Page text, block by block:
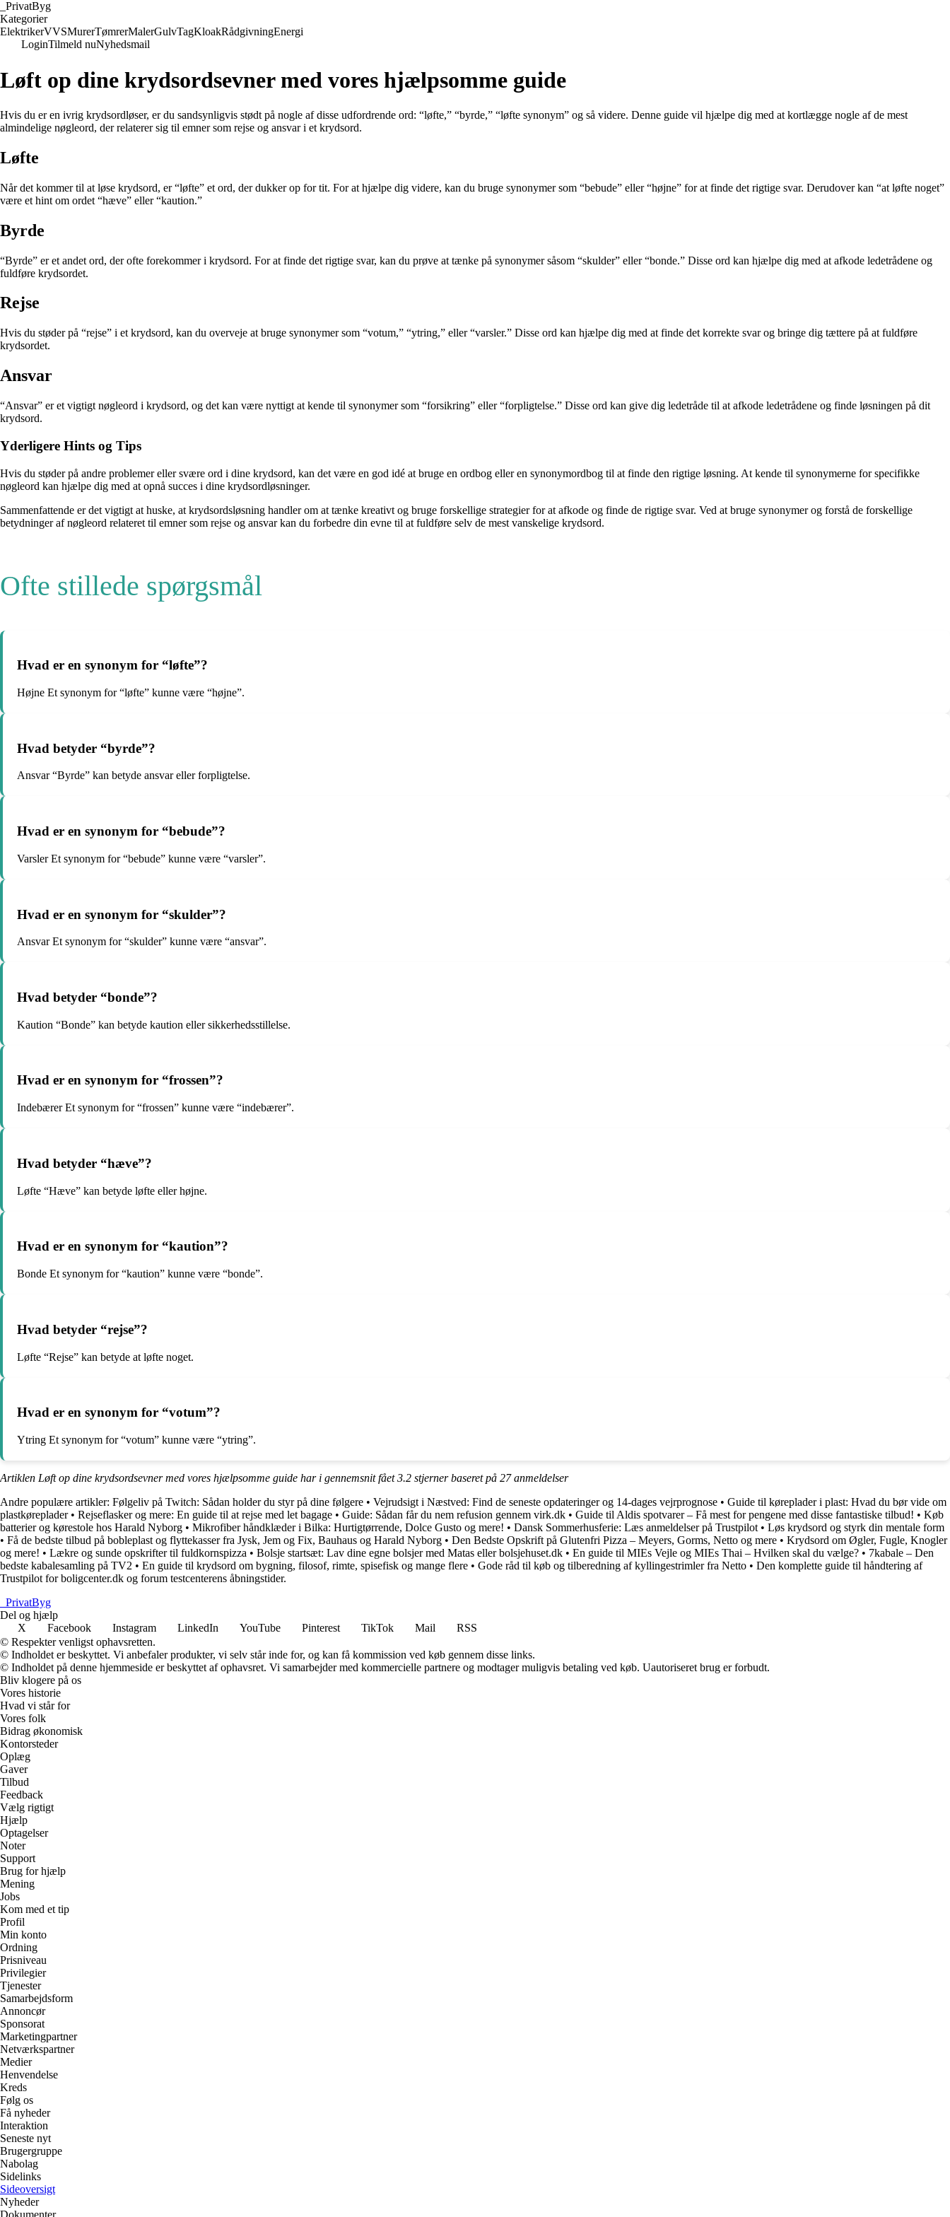
PrivatByg
Kategorier
ElektrikerVVSMurerTømrerMalerGulvTagKloakRådgivningEnergi
LoginTilmeld nuNyhedsmail
Løft op dine krydsordsevner med vores hjælpsomme guide
Hvis du er en ivrig krydsordløser, er du sandsynligvis stødt på nogle af disse udfordrende ord: “løfte,” “byrde,” “løfte synonym” og så videre. Denne guide vil hjælpe dig med at kortlægge nogle af de mest
almindelige nøgleord, der relaterer sig til emner som rejse og ansvar i et krydsord.
Løfte
Når det kommer til at løse krydsord, er “løfte” et ord, der dukker op for tit. For at hjælpe dig videre, kan du bruge synonymer som “bebude” eller “højne” for at finde det rigtige svar. Derudover kan “at løfte noget”
være et hint om ordet “hæve” eller “kaution.”
Byrde
“Byrde” er et andet ord, der ofte forekommer i krydsord. For at finde det rigtige svar, kan du prøve at tænke på synonymer såsom “skulder” eller “bonde.” Disse ord kan hjælpe dig med at afkode ledetrådene og
fuldføre krydsordet.
Rejse
Hvis du støder på “rejse” i et krydsord, kan du overveje at bruge synonymer som “votum,” “ytring,” eller “varsler.” Disse ord kan hjælpe dig med at finde det korrekte svar og bringe dig tættere på at fuldføre
krydsordet.
Ansvar
“Ansvar” er et vigtigt nøgleord i krydsord, og det kan være nyttigt at kende til synonymer som “forsikring” eller “forpligtelse.” Disse ord kan give dig ledetråde til at afkode ledetrådene og finde løsningen på dit
krydsord.
Yderligere Hints og Tips
Hvis du støder på andre problemer eller svære ord i dine krydsord, kan det være en god idé at bruge en ordbog eller en synonymordbog til at finde den rigtige løsning. At kende til synonymerne for specifikke
nøgleord kan hjælpe dig med at opnå succes i dine krydsordløsninger.
Sammenfattende er det vigtigt at huske, at krydsordsløsning handler om at tænke kreativt og bruge forskellige strategier for at afkode og finde de rigtige svar. Ved at bruge synonymer og forstå de forskellige
betydninger af nøgleord relateret til emner som rejse og ansvar kan du forbedre din evne til at fuldføre selv de mest vanskelige krydsord.
Ofte stillede spørgsmål
Hvad er en synonym for “løfte”?
Højne Et synonym for “løfte” kunne være “højne”.
Hvad betyder “byrde”?
Ansvar “Byrde” kan betyde ansvar eller forpligtelse.
Hvad er en synonym for “bebude”?
Varsler Et synonym for “bebude” kunne være “varsler”.
Hvad er en synonym for “skulder”?
Ansvar Et synonym for “skulder” kunne være “ansvar”.
Hvad betyder “bonde”?
Kaution “Bonde” kan betyde kaution eller sikkerhedsstillelse.
Hvad er en synonym for “frossen”?
Indebærer Et synonym for “frossen” kunne være “indebærer”.
Hvad betyder “hæve”?
Løfte “Hæve” kan betyde løfte eller højne.
Hvad er en synonym for “kaution”?
Bonde Et synonym for “kaution” kunne være “bonde”.
Hvad betyder “rejse”?
Løfte “Rejse” kan betyde at løfte noget.
Hvad er en synonym for “votum”?
Ytring Et synonym for “votum” kunne være “ytring”.
Artiklen Løft op dine krydsordsevner med vores hjælpsomme guide har i gennemsnit fået3.2 stjerner baseret på 27anmeldelser
Andre populære artikler: Følgeliv på Twitch: Sådan holder du styr på dine følgere • Vejrudsigt i Næstved: Find de seneste opdateringer og 14-dages vejrprognose • Guide til køreplader i plast: Hvad du bør vide om
plastkøreplader• Rejseflasker og mere: En guide til at rejse med let bagage • Guide: Sådan får du nem refusion gennem virk.dk • Guide til Aldis spotvarer – Få mest for pengene med disse fantastiske tilbud! • Køb
batterier og kørestole hos Harald Nyborg • Mikrofiber håndklæder i Bilka: Hurtigtørrende, Dolce Gusto og mere! • Dansk Sommerhusferie: Læs anmeldelser på Trustpilot • Løs krydsord og styrk din mentale form
• Få de bedste tilbud på bobleplast og flyttekasser fra Jysk, Jem og Fix, Bauhaus og Harald Nyborg • Den Bedste Opskrift på Glutenfri Pizza – Meyers, Gorms, Netto og mere • Krydsord om Øgler, Fugle, Knogler
og mere! • Lækre og sunde opskrifter til fuldkornspizza • Bolsje startsæt: Lav dine egne bolsjer med Matas eller bolsjehuset.dk • En guide til MIEs Vejle og MIEs Thai – Hvilken skal du vælge? • 7kabale – Den
bedste kabalesamling på TV2 • En guide til krydsord om bygning, filosof, rimte, spisefisk og mange flere • Gode råd til køb og tilberedning af kyllingestrimler fra Netto • Den komplette guide til håndtering af
Trustpilot for boligcenter.dk og forum testcenterens åbningstider.
PrivatByg
Del og hjælp
X
Facebook Instagram LinkedIn YouTube Pinterest TikTok Mail
RSS
© Respekter venligst ophavsretten.
© Indholdet er beskyttet. Vi anbefaler produkter, vi selv står inde for, og kan få kommission ved køb gennem disse links.
© Indholdet på denne hjemmeside er beskyttet af ophavsret. Vi samarbejder med kommercielle partnere og modtager muligvis betaling ved køb. Uautoriseret brug er forbudt.
Bliv klogere på os
Vores historie
Hvad vi står for
Vores folk
Bidrag økonomisk
Kontorsteder
Oplæg
Gaver
Tilbud
Feedback
Vælg rigtigt
Hjælp
Optagelser
Noter
Support
Brug for hjælp
Mening
Jobs
Kom med et tip
Profil
Min konto
Ordning
Prisniveau
Privilegier
Tjenester
Samarbejdsform
Annoncør
Sponsorat
Marketingpartner
Netværkspartner
Medier
Henvendelse
Kreds
Følg os
Få nyheder
Interaktion
Seneste nyt
Brugergruppe
Nabolag
Sidelinks
Sideoversigt
Nyheder
Dokumenter